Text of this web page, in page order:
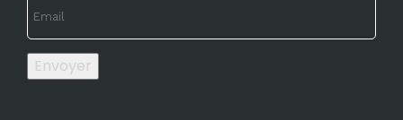
Envoyer